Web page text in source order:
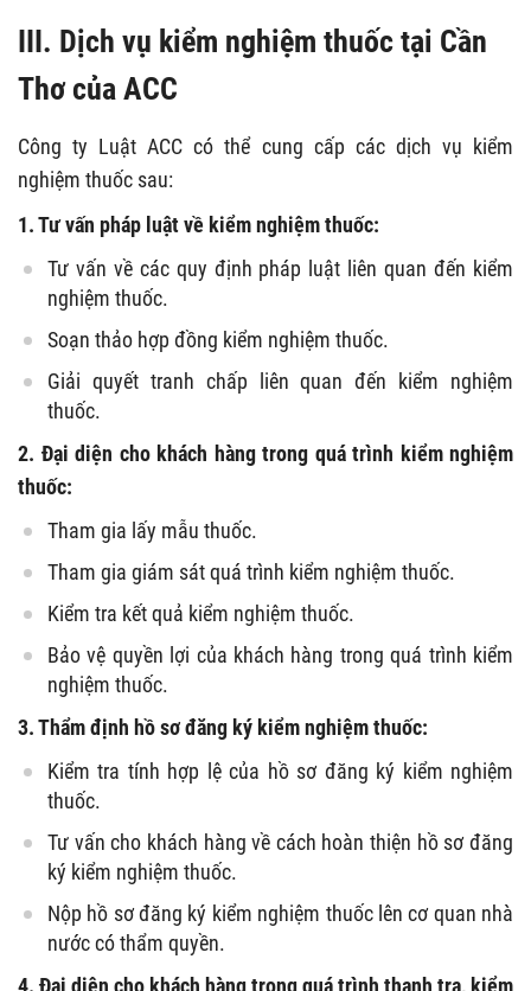
III. Dịch vụ kiểm nghiệm thuốc tại Cần
Thơ của ACC
Công ty Luật ACC có thể cung cấp các dịch vụ kiểm
nghiệm thuốc sau:
1. Tư vấn pháp luật về kiểm nghiệm thuốc:
Tư vấn về các quy định pháp luật liên quan đến kiểm
nghiệm thuốc.
Soạn thảo hợp đồng kiểm nghiệm thuốc.
Giải quyết tranh chấp liên quan đến kiểm nghiệm
thuốc.
2. Đại diện cho khách hàng trong quá trình kiểm nghiệm
thuốc:
Tham gia lấy mẫu thuốc.
Tham gia giám sát quá trình kiểm nghiệm thuốc.
Kiểm tra kết quả kiểm nghiệm thuốc.
Bảo vệ quyền lợi của khách hàng trong quá trình kiểm
nghiệm thuốc.
3. Thẩm định hồ sơ đăng ký kiểm nghiệm thuốc:
Kiểm tra tính hợp lệ của hồ sơ đăng ký kiểm nghiệm
thuốc.
Tư vấn cho khách hàng về cách hoàn thiện hồ sơ đăng
ký kiểm nghiệm thuốc.
Nộp hồ sơ đăng ký kiểm nghiệm thuốc lên cơ quan nhà
nước có thẩm quyền.
4. Đại diện cho khách hàng trong quá trình thanh tra, kiểm